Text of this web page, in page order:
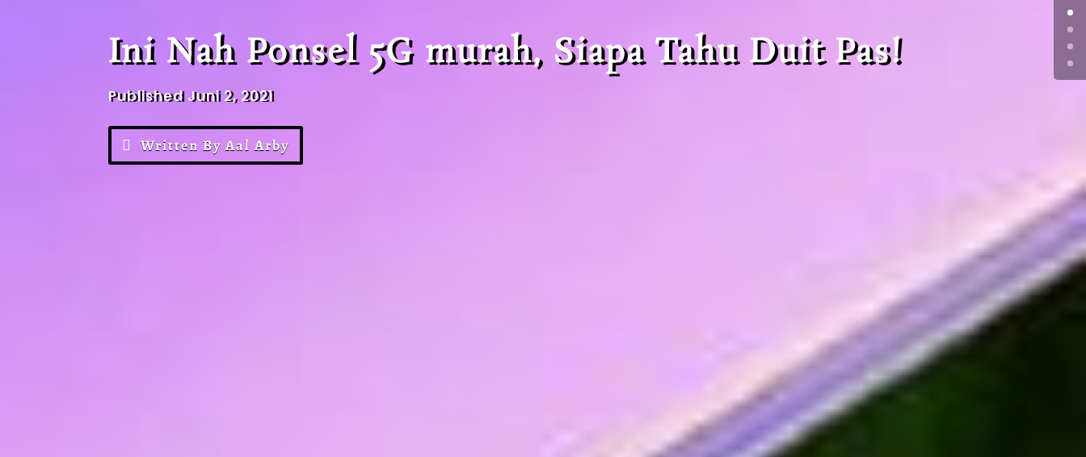
Ini Nah Ponsel 5G murah, Siapa Tahu Duit Pas!
Published Juni 2, 2021
Written By Aal Arby